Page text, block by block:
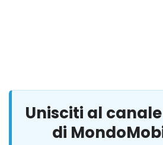
Unisciti al
di